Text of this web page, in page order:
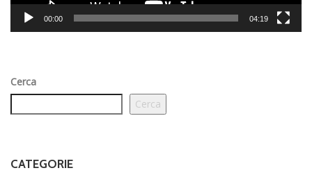
00:00 04:19
Cerca
Cerca
CATEGORIE